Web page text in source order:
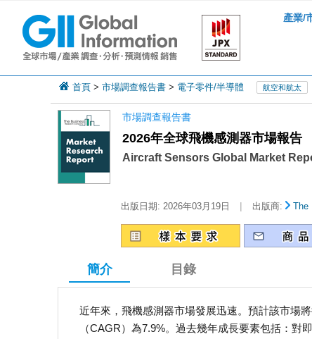
產業/
首頁 > 市場調查報告書 > 電子零件/半導體 航空和航太
市場調查報告書
2026年全球飛機感測器市場報告
Aircraft Sensors Global Market
出版日期: 2026年03月19日 | 出版商: The
簡介 目錄
近年來，飛機感測器市場發展迅速。預計該市場
（CAGR）為7.9%。過去幾年成長要素包括：